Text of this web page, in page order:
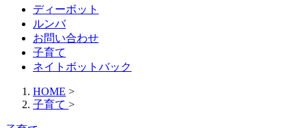
ディーボット
ルンバ
お問い合わせ
子育て
ネイトボットバック
HOME >
子育て >